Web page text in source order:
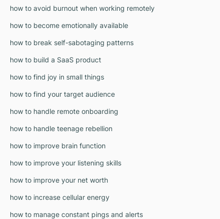
how to avoid burnout when working remotely
how to become emotionally available
how to break self-sabotaging patterns
how to build a SaaS product
how to find joy in small things
how to find your target audience
how to handle remote onboarding
how to handle teenage rebellion
how to improve brain function
how to improve your listening skills
how to improve your net worth
how to increase cellular energy
how to manage constant pings and alerts